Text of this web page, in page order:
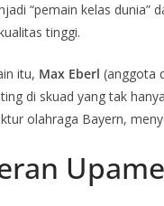
“pemain kelas dunia”
tinggi.
itu, Max Eberl (anggota
di skuad yang tak
olahraga Bayern,